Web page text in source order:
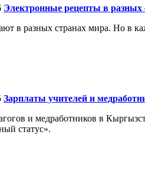
Электронные рецепты в разных
в разных странах мира. Но в
Зарплаты учителей и
и медработников в
статус».